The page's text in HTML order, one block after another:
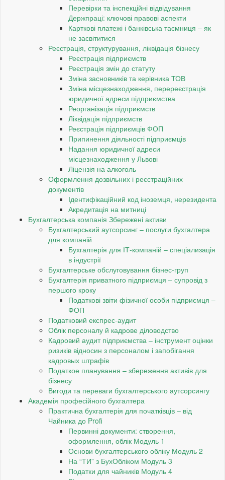
Перевірки та інспекційні відвідування
Держпраці: ключові правові аспекти
Карткові платежі і банківська таємниця – як
не засвітитися
Реєстрація, структурування, ліквідація бізнесу
Реєстрація підприємств
Реєстрація змін до статуту
Зміна засновників та керівника ТОВ
Зміна місцезнаходження, перереєстрація
юридичної адреси підприємства
Реорганізація підприємств
Ліквідація підприємств
Реєстрація підприємців ФОП
Припинення діяльності підприємців
Надання юридичної адреси
місцезнаходження у Львові
Ліцензія на алкоголь
Оформлення дозвільних і реєстраційних
документів
Ідентифікаційний код іноземця, нерезидента
Акредитація на митниці
Бухгалтерська компанія Збережені активи
Бухгалтерський аутсорсинг – послуги бухгалтера
для компаній
Бухгалтерія для ІТ-компаній – спеціализація
в індустрії
Бухгалтерське обслуговування бізнес-груп
Бухгалтерія приватного підприємця – супровід з
першого кроку
Податкові звіти фізичної особи підприємця –
ФОП
Податковий експрес-аудит
Облік персоналу й кадрове діловодство
Кадровий аудит підприємства – інструмент оцінки
ризиків відносин з персоналом і запобігання
кадровых штрафів
Податкое планування – збереження активів для
бізнесу
Вигоди та переваги бухгалтерського аутсорсингу
Академія професійного бухгалтера
Практична бухгалтерія для початківців – від
Чайника до Profi
Первинні документи: створення,
оформлення, облік Модуль 1
Основи бухгалтерського обліку Модуль 2
На “ТИ” з БухОбліком Модуль 3
Податки для чайників Модуль 4